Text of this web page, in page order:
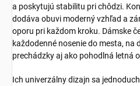
a poskytujú stabilitu pri chôdzi.
dodáva obuvi moderný vzhľad a
oporu pri každom kroku. Dámske
každodenné nosenie do mesta, na
prechádzky aj ako pohodlná letná
Ich univerzálny dizajn sa